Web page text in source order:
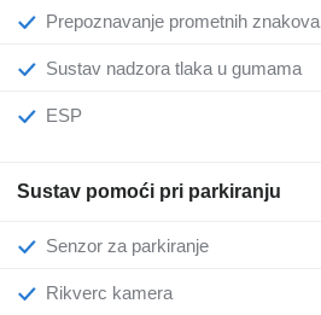
Prepoznavanje prometnih znakova
Sustav nadzora tlaka u gumama
ESP
Sustav pomoći pri parkiranju
Senzor za parkiranje
Rikverc kamera